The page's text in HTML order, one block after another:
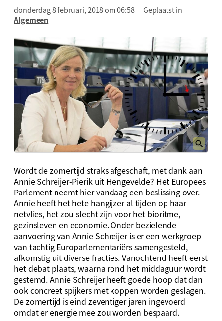
donderdag 8 februari, 2018 om 06:58
Geplaatst in
Algemeen
Wordt de zomertijd straks afgeschaft, met dank aan
Annie Schreijer-Pierik uit Hengevelde? Het Europees
Parlement neemt hier vandaag een beslissing over.
Annie heeft het hete hangijzer al tijden op haar
netvlies, het zou slecht zijn voor het bioritme,
gezinsleven en economie. Onder bezielende
aanvoering van Annie Schreijer is er een werkgroep
van tachtig Europarlementariërs samengesteld,
afkomstig uit diverse fracties. Vanochtend heeft eerst
het debat plaats, waarna rond het middaguur wordt
gestemd. Annie Schreijer heeft goede hoop dat dan
ook concreet spijkers met koppen worden geslagen.
De zomertijd is eind zeventiger jaren ingevoerd
omdat er energie mee zou worden bespaard.